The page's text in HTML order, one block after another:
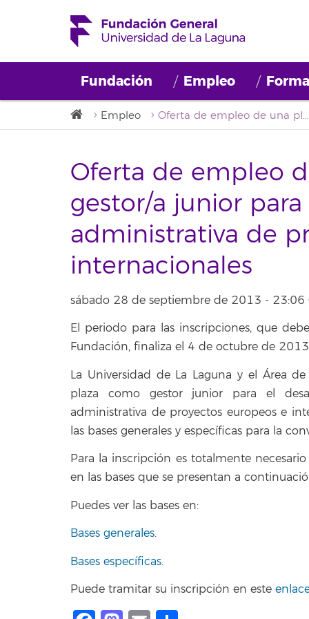
Fundación Empleo
Empleo Oferta de empleo de una plaza como gestor/a junior para la gestión económica y administrativa de proyectos europeos e internacionales
Oferta de empleo
gestor/a junior
administrativa de
internacionales
sábado 28 de septiembre de 2013 - 23:06
El periodo para las inscripciones, que
Fundación, finaliza el 4 de octubre de
La Universidad de La Laguna y el Área
plaza como gestor junior para el
administrativa de proyectos europeos e
las bases generales y específicas para la
Para la inscripción es totalmente
en las bases que se presentan a
Puedes ver las bases en:
Bases generales.
Bases específicas.
Puede tramitar su inscripción en este